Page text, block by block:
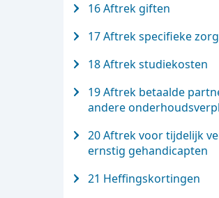
16 Aftrek giften
17 Aftrek specifieke
18 Aftrek studiekosten
19 Aftrek betaalde
andere
20 Aftrek voor tijdelijk
ernstig gehandicapten
21 Heffingskortingen